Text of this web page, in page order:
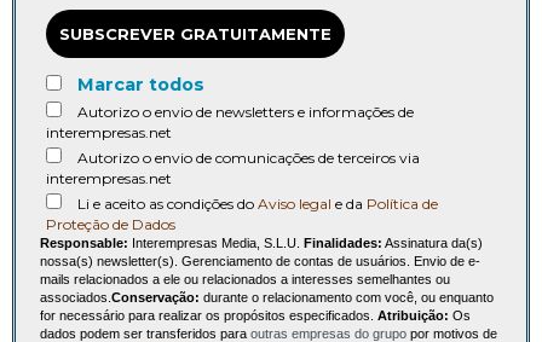
SUBSCREVER GRATUITAMENTE
Marcar todos
Autorizo o envio de newsletters e informações de
interempresas.net
Autorizo o envio de comunicações de terceiros via
interempresas.net
Li e aceito as condições do Aviso legal e da Política de
Proteção de Dados
Responsable: Interempresas Media, S.L.U. Finalidades: Assinatura da(s)
nossa(s) newsletter(s). Gerenciamento de contas de usuários. Envio de e-
mails relacionados a ele ou relacionados a interesses semelhantes ou
associados. Conservação: durante o relacionamento com você, ou enquanto
for necessário para realizar os propósitos especificados. Atribuição: Os
dados podem ser transferidos para outras empresas do grupo por motivos de